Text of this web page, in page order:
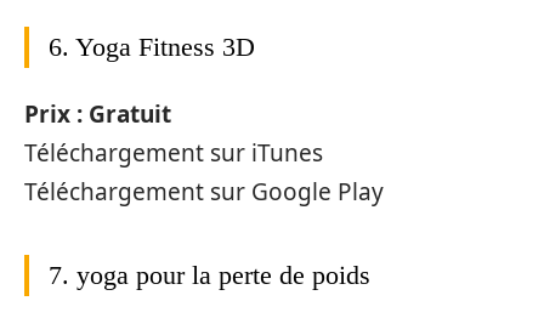
6. Yoga Fitness 3D
Prix : Gratuit
Téléchargement sur iTunes
Téléchargement sur Google Play
7. yoga pour la perte de poids